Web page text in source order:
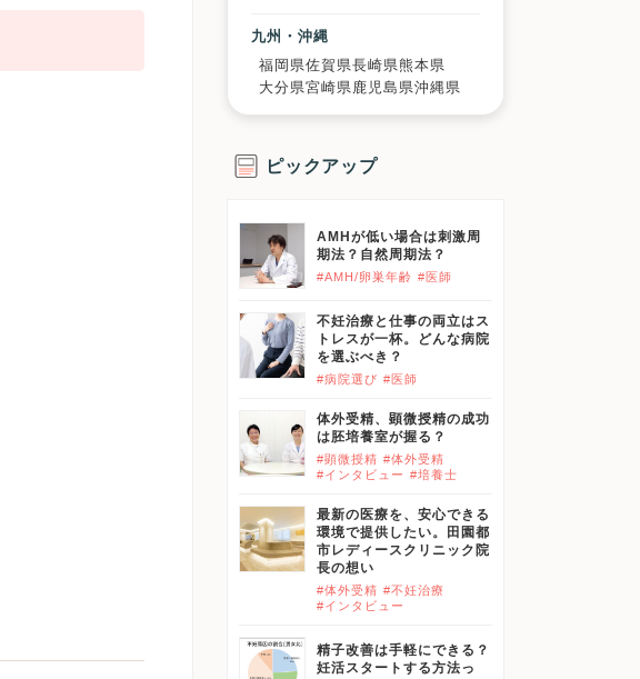
九州・沖縄
福岡県佐賀県長崎県熊本県
大分県宮崎県鹿児島県沖縄県
ピックアップ
AMHが低い場合は刺激周
期法？自然周期法？
#AMH/卵巣年齢 #医師
不妊治療と仕事の両立はス
トレスが一杯。どんな病院
を選ぶべき？
#病院選び #医師
体外受精、顕微授精の成功
は胚培養室が握る？
#顕微授精 #体外受精
#インタビュー #培養士
最新の医療を、安心できる
環境で提供したい。田園都
市レディースクリニック院
長の想い
#体外受精 #不妊治療
#インタビュー
精子改善は手軽にできる？
妊活スタートする方法っ